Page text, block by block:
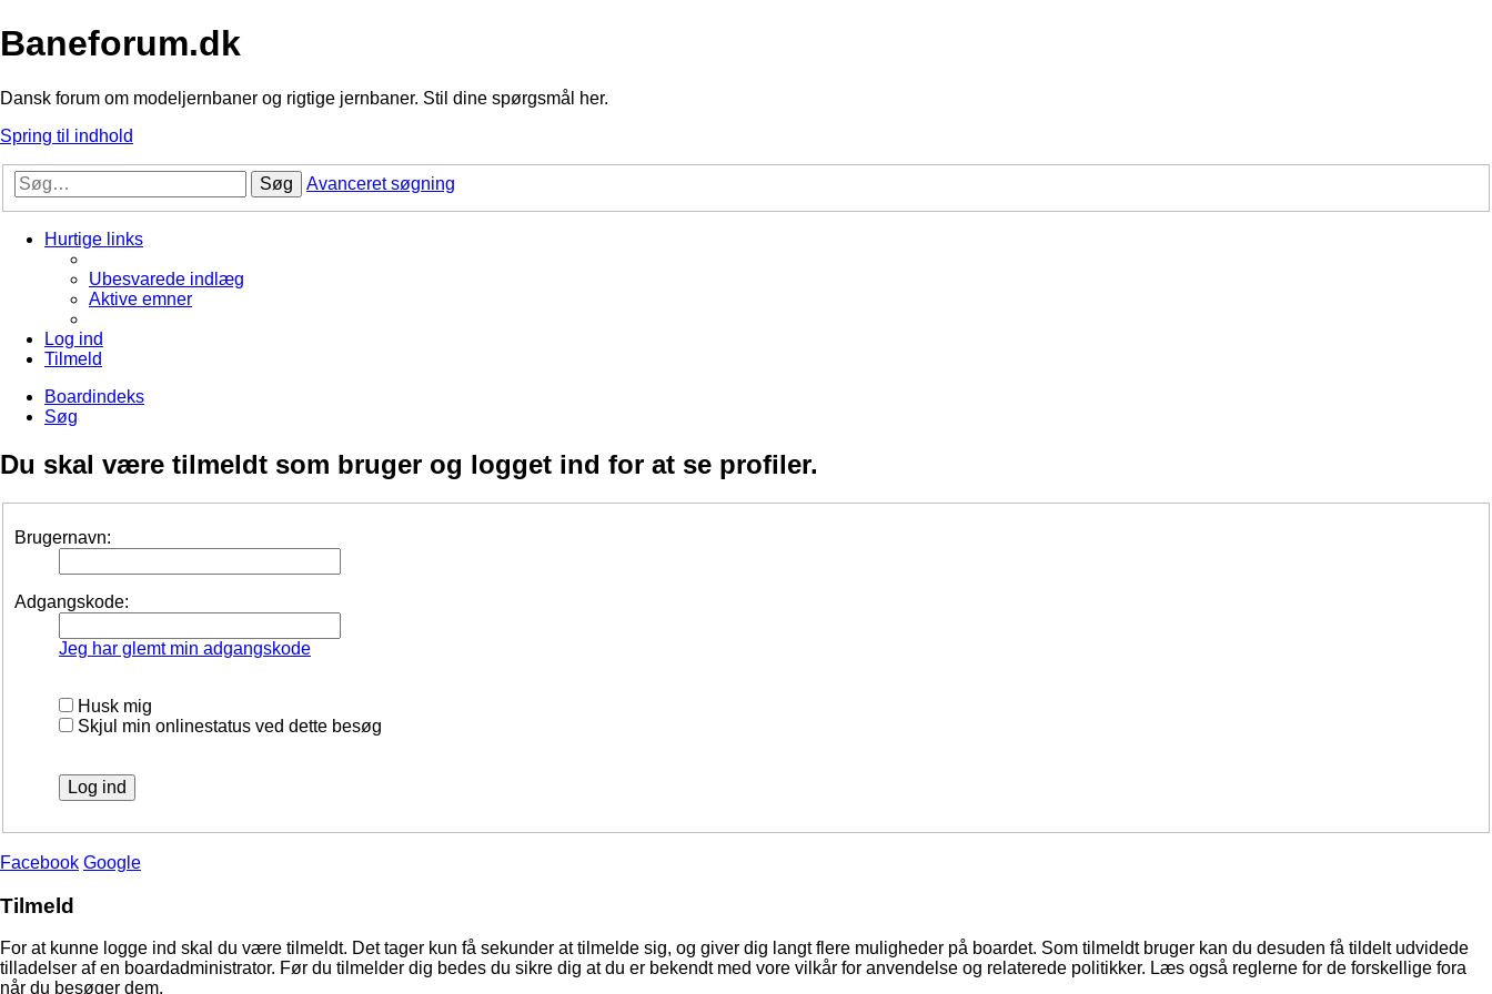
Baneforum.dk
Dansk forum om modeljernbaner og rigtige jernbaner. Stil dine spørgsmål her.
Spring til indhold
Søg Avanceret søgning
Hurtige links
Ubesvarede indlæg
Aktive emner
Log ind
Tilmeld
Boardindeks
Søg
Du skal være tilmeldt som bruger og logget ind for at se profiler.
Brugernavn:
Adgangskode:
Jeg har glemt min adgangskode
Husk mig
Skjul min onlinestatus ved dette besøg
Facebook Google
Tilmeld
For at kunne logge ind skal du være tilmeldt. Det tager kun få sekunder at tilmelde sig, og giver dig langt flere muligheder på boardet. Som tilmeldt bruger kan du desuden få tildelt udvidede
tilladelser af en boardadministrator. Før du tilmelder dig bedes du sikre dig at du er bekendt med vore vilkår for anvendelse og relaterede politikker. Læs også reglerne for de forskellige fora
når du besøger dem.